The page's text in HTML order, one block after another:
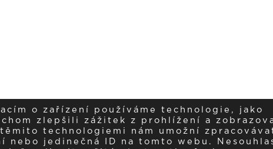
o zařízení používáme technologie, jako
zlepšili zážitek z prohlížení a
technologiemi nám umožní
jedinečná ID na tomto webu.